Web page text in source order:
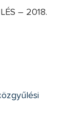
– 2018.